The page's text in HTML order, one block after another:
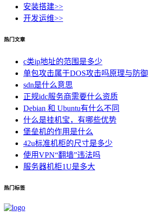
安装搭建>>
开发运维>>
热门文章
c类ip地址的范围是多少
单包攻击属于DOS攻击吗原理与防御
sdn是什么意思
正规idc服务商需要什么资质
Debian 和 Ubuntu有什么不同
什么是挂机宝，有哪些优势
堡垒机的作用是什么
42u标准机柜的尺寸是多少
使用VPN“翻墙”违法吗
服务器机柜1U是多大
热门标签